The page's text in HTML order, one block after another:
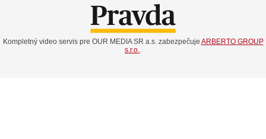
Kompletný video servis pre OUR MEDIA SR a.s. zabezpečuje ARBERTO GROUP
s.r.o.